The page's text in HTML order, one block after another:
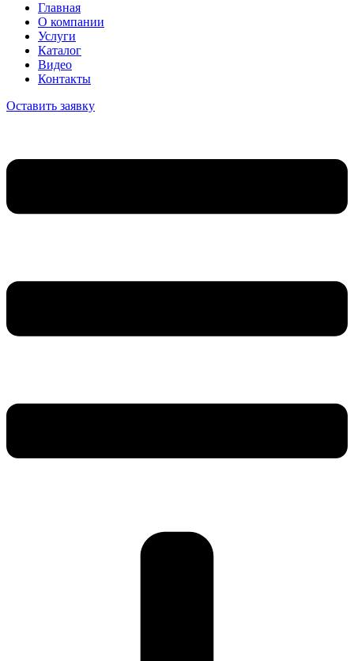
Главная
О компании
Услуги
Каталог
Видео
Контакты
Оставить заявку